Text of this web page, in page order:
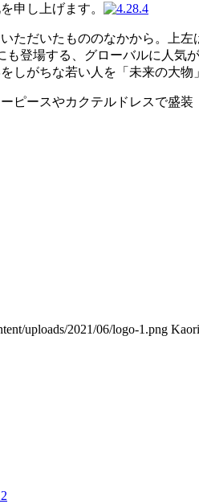
申し上げます。
ただいたもののなかから。上
登場する、グローバルに人気
がちな若い人を「未来の大物
ピースやカクテルドレスで盛
uploads/2021/06/logo-1.png Kaori